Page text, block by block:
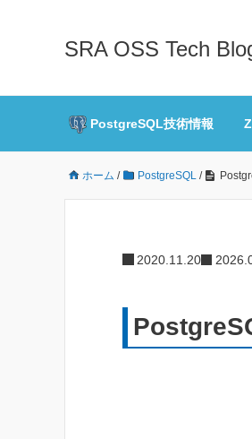
SRA OSS Tech
PostgreSQL技術情報
ホーム / PostgreSQL /
2020.11.20